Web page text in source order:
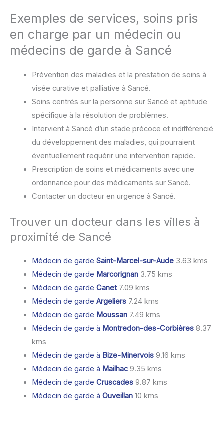
Exemples de services, soins pris
en charge par un médecin ou
médecins de garde à Sancé
Prévention des maladies et la prestation de soins à
visée curative et palliative à Sancé.
Soins centrés sur la personne sur Sancé et aptitude
spécifique à la résolution de problèmes.
Intervient à Sancé d’un stade précoce et indifférencié
du développement des maladies, qui pourraient
éventuellement requérir une intervention rapide.
Prescription de soins et médicaments avec une
ordonnance pour des médicaments sur Sancé.
Contacter un docteur en urgence à Sancé.
Trouver un docteur dans les villes à
proximité de Sancé
Médecin de garde Saint-Marcel-sur-Aude3.63 kms
Médecin de garde Marcorignan3.75 kms
Médecin de garde Canet7.09 kms
Médecin de garde Argeliers7.24 kms
Médecin de garde Moussan7.49 kms
Médecin de garde à Montredon-des-Corbières8.37
kms
Médecin de garde à Bize-Minervois9.16 kms
Médecin de garde à Mailhac9.35 kms
Médecin de garde Cruscades9.87 kms
Médecin de garde à Ouveillan10 kms